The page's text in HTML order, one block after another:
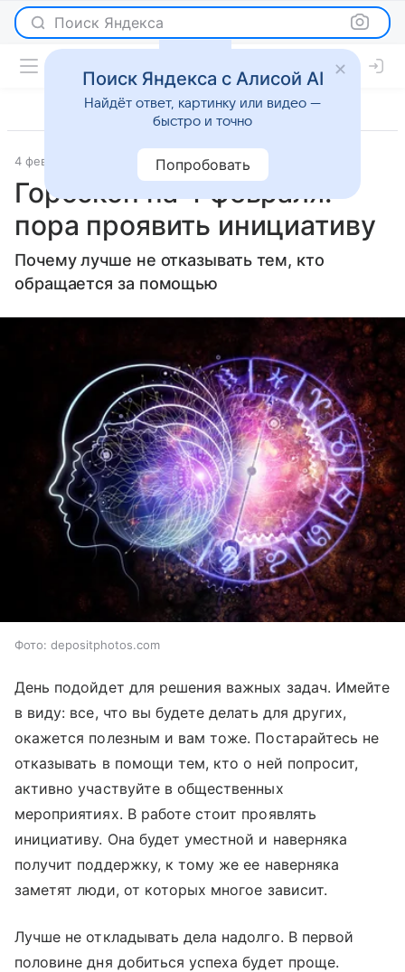
Поиск Яндекса
4 февраля 2022 Гороскопы
Гороскоп на 4 февраля:
пора проявить инициативу
Почему лучше не отказывать тем, кто
обращается за помощью
Фото: depositphotos.com
День подойдет для решения важных задач. Имейте
в виду: все, что вы будете делать для других,
окажется полезным и вам тоже. Постарайтесь не
отказывать в помощи тем, кто о ней попросит,
активно участвуйте в общественных
мероприятиях. В работе стоит проявлять
инициативу. Она будет уместной и наверняка
получит поддержку, к тому же ее наверняка
заметят люди, от которых многое зависит.
Лучше не откладывать дела надолго. В первой
половине дня добиться успеха будет проще.
Поиск Яндекса с Алисой AI
Найдёт ответ, картинку или видео —
быстро и точно
Попробовать